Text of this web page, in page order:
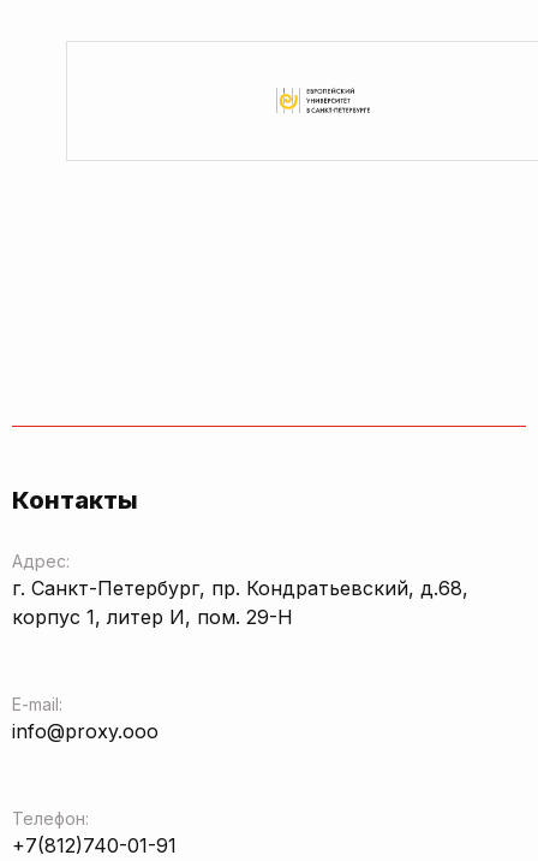
Контакты
Адрес:
г. Санкт-Петербург, пр. Кондратьевский, д.68,
корпус 1, литер И, пом. 29-Н
E-mail:
info@proxy.ooo
Телефон:
+7(812)740-01-91